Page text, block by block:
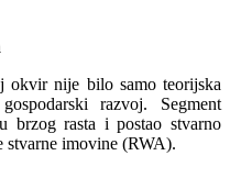
okvir nije bilo samo teorijska
razvoj. Segment
brzog rasta i postao stvarno
stvarne imovine (RWA).